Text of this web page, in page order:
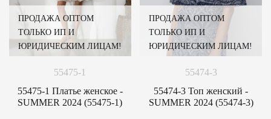
ПРОДАЖА ОПТОМ
ТОЛЬКО ИП И
ЮРИДИЧЕСКИМ ЛИЦАМ!
55475-1
55475-1 Платье женское -
SUMMER 2024 (55475-1)
ПРОДАЖА ОПТОМ
ТОЛЬКО ИП И
ЮРИДИЧЕСКИМ ЛИЦАМ!
55474-3
55474-3 Топ женский -
SUMMER 2024 (55474-3)